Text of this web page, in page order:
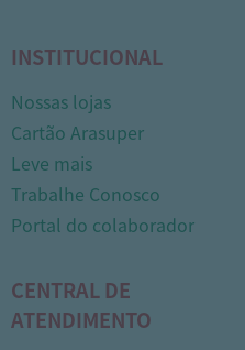
INSTITUCIONAL
Nossas lojas
Cartão Arasuper
Leve mais
Trabalhe Conosco
Portal do colaborador
CENTRAL DE
ATENDIMENTO